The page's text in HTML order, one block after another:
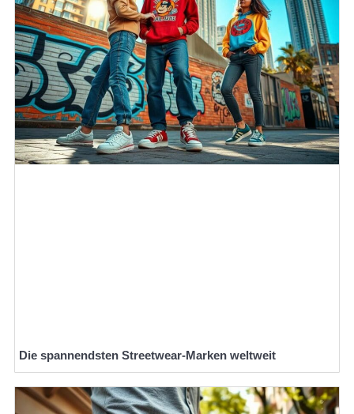
Die spannendsten Streetwear-Marken weltweit